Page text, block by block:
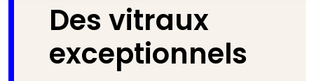
Des vitraux
exceptionnels